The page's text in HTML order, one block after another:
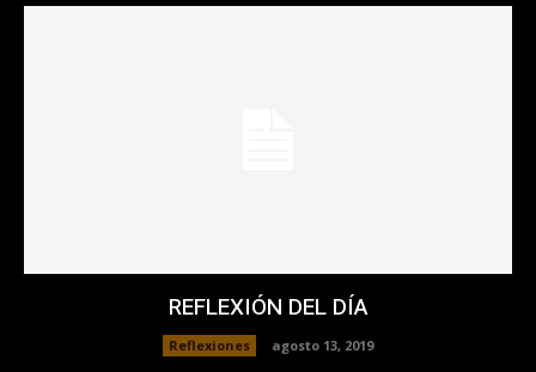
REFLEXIÓN DEL DÍA
Reflexiones agosto 13, 2019